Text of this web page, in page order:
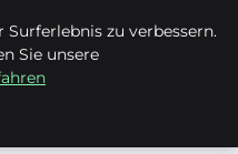
zu verbessern.
Sie unsere